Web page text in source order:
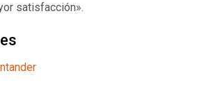
satisfacción».